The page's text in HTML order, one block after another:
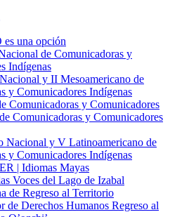
una opción
de Comunicadoras y
Indígenas
y II Mesoamericano de
y Comunicadores Indígenas
Comunicadoras y Comunicadores
Comunicadoras y Comunicadores
Nacional y V Latinoamericano de
y Comunicadores Indígenas
| Idiomas Mayas
Voces del Lago de Izabal
de Regreso al Territorio
de Derechos Humanos Regreso al